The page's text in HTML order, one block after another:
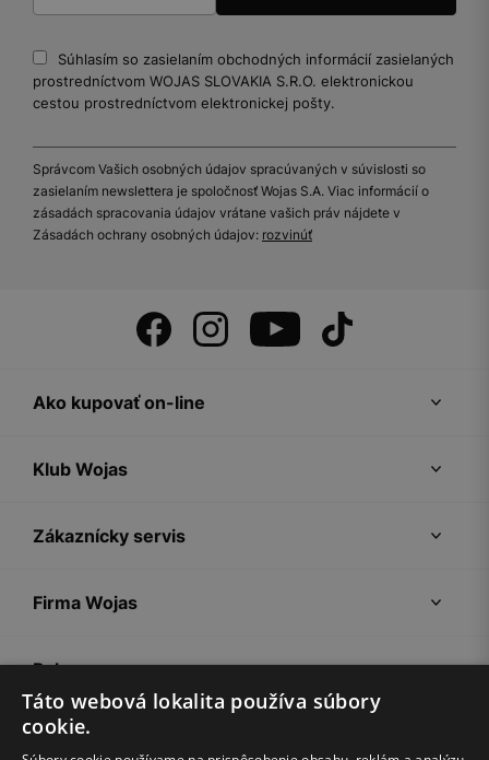
Súhlasím so zasielaním obchodných informácií zasielaných
prostredníctvom WOJAS SLOVAKIA S.R.O. elektronickou
cestou prostredníctvom elektronickej pošty.
Správcom Vašich osobných údajov spracúvaných v súvislosti so
zasielaním newslettera je spoločnosť Wojas S.A. Viac informácií o
zásadách spracovania údajov vrátane vašich práv nájdete v
Zásadách ochrany osobných údajov: rozvinúť
Ako kupovať on-line
Klub Wojas
Zákaznícky servis
Firma Wojas
Pokyny
Táto webová lokalita používa súbory
cookie.